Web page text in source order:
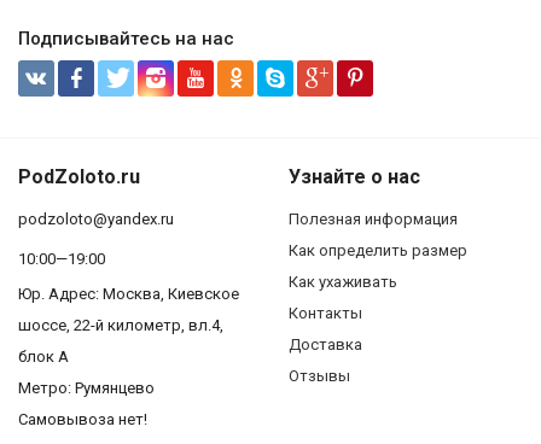
Подписывайтесь на нас
PodZoloto.ru
podzoloto@yandex.ru
10:00—19:00
Юр. Адреc: Москва, Киевское
шоссе, 22-й километр, вл.4,
блок А
Метро: Румянцево
Самовывоза нет!
Узнайте о нас
Полезная информация
Как определить размер
Как ухаживать
Контакты
Доставка
Отзывы